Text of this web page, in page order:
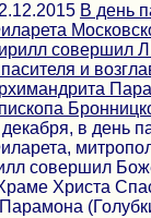
В день
совершил
и
декабря, в день
совершил
Христа